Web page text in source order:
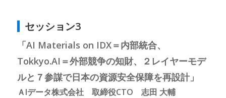
セッション3
「AI Materials on IDX＝内部統合、
Tokkyo.AI＝外部競争の知財、２レイヤーモデ
ルと７参謀で日本の資源安全保障を再設計」
ＡIデータ株式会社 取締役CTO 志田 大輔